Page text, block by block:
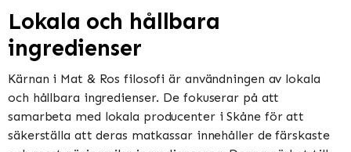
Lokala och hållbara
ingredienser
Kärnan i Mat & Ros filosofi är användningen av lokala
och hållbara ingredienser. De fokuserar på att
samarbeta med lokala producenter i Skåne för att
säkerställa att deras matkassar innehåller de färskaste